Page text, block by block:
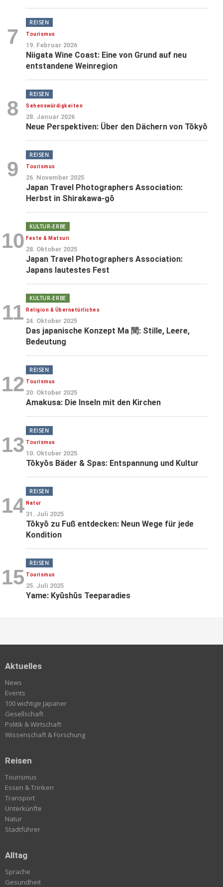
7
REISEN
Tourismus
19. Februar 2026
Niigata Wine Coast: Eine von Grund auf neu
entstandene Weinregion
8
REISEN
Sehenswürdigkeiten
28. Januar 2026
Neue Perspektiven: Über den Dächern von Tōkyō
9
REISEN
Tourismus
26. November 2025
Japan Travel Photographers Association:
Herbst in Shirakawa-gō
10
KULTUR-ERBE
Feste & Matsuri
28. Oktober 2025
Japan Travel Photographers Association:
Japans lautestes Fest
11
KULTUR-ERBE
Religion & Übernatürliches
24. Oktober 2025
Das japanische Konzept Ma 間: Stille, Leere,
Bedeutung
12
REISEN
Tourismus
20. Oktober 2025
Amakusa: Die Inseln mit den Kirchen
13
REISEN
Tourismus
10. Oktober 2025
Tōkyōs Bäder & Spas: Entspannung und Kultur
14
REISEN
Natur
31. Juli 2025
Tōkyō zu Fuß entdecken: Neun Wege für jede
Kondition
15
REISEN
Tourismus
25. Juli 2025
Yame: Kyūshūs Teeparadies
Aktuelles
News
Events
100 wichtige Japaner
Gesellschaft
Politik & Wirtschaft
Wissenschaft & Forschung
Reisen
Tourismus
Essen & Trinken
Transport
Unterkünfte
Natur
Stadtführer
Alltag
Sprache
Gesundheit